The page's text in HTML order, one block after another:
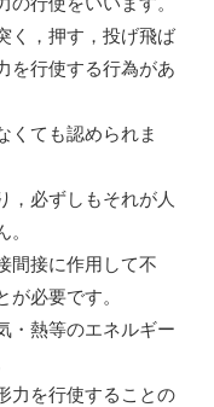
く，押す，投げ飛ば
を行使する行為があ
くても認められま
，必ずしもそれが人
間接に作用して不
必要です。
・熱等のエネルギー
力を行使することの